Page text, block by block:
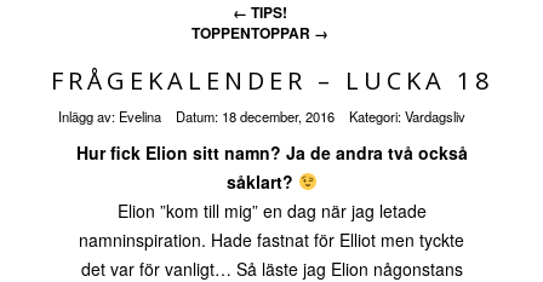
← TIPS!
TOPPENTOPPAR →
FRÅGEKALENDER – LUCKA 18
Inlägg av: Evelina Datum: 18 december, 2016 Kategori:Vardagsliv
Hur fick Elion sitt namn? Ja de andra två också
såklart?
Elion ”kom till mig” en dag när jag letade
namninspiration. Hade fastnat för Elliot men tyckte
det var för vanligt… Så läste jag Elion någonstans